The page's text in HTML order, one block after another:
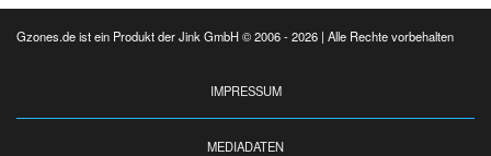
Gzones.de ist ein Produkt der Jink GmbH © 2006 - 2026 | Alle Rechte vorbehalten
IMPRESSUM
MEDIADATEN